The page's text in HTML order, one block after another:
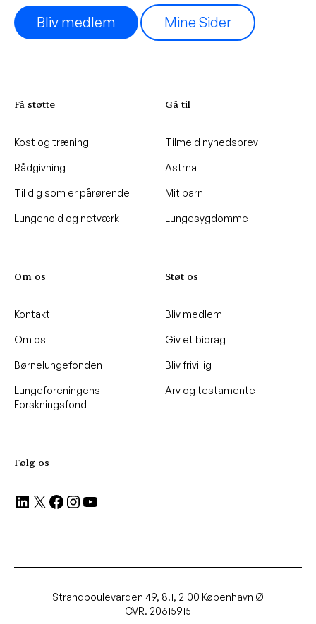
Bliv medlem Mine Sider
Få støtte
Kost og træning
Rådgivning
Til dig som er pårørende
Lungehold og netværk
Gå til
Tilmeld nyhedsbrev
Astma
Mit barn
Lungesygdomme
Om os
Kontakt
Om os
Børnelungefonden
Lungeforeningens
Forskningsfond
Støt os
Bliv medlem
Giv et bidrag
Bliv frivillig
Arv og testamente
Følg os
LinkedIn
X Facebook
Instagram
YouTube
Strandboulevarden 49, 8.1, 2100 København Ø
CVR. 20615915